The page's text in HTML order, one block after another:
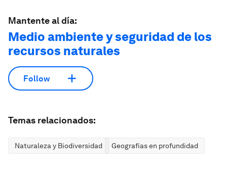
Mantente al día:
Medio ambiente y seguridad de los
recursos naturales
Follow
Temas relacionados:
Naturaleza y Biodiversidad Geografías en profundidad